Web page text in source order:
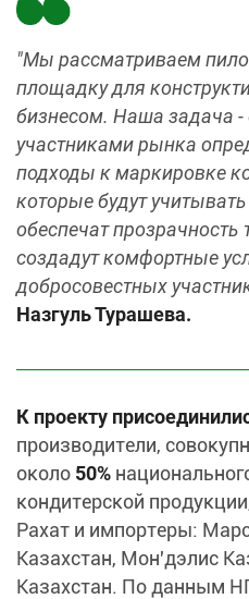
"Мы рассматриваем
площадку для
бизнесом. Наша задача -
участниками рынка
подходы к маркировке
которые будут
обеспечат прозрачность
создадут комфортные
добросовестных
Назгуль Турашева.
К проекту
производители,
около 50%
кондитерской
Рахат и импортеры:
Казахстан, Мон'дэлис
Казахстан. По данным